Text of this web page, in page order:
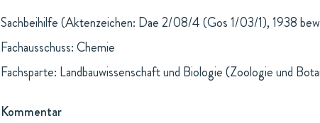
Sachbeihilfe (Aktenzeichen: Dae 2/08/4 (Gos 1/03/1), 1938
Fachausschuss: Chemie
Fachsparte: Landbauwissenschaft und Biologie (Zoologie und
Kommentar